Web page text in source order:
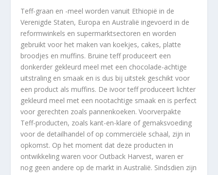
Teff-graan en -meel worden vanuit Ethiopië in de
Verenigde Staten, Europa en Australië ingevoerd in de
reformwinkels en supermarktsectoren en worden
gebruikt voor het maken van koekjes, cakes, platte
broodjes en muffins. Bruine teff produceert een
donkerder gekleurd meel met een chocolade-achtige
uitstraling en smaak en is dus bij uitstek geschikt voor
een product als muffins. De ivoor teff produceert lichter
gekleurd meel met een nootachtige smaak en is perfect
voor gerechten zoals pannenkoeken. Voorverpakte
Teff-producten, zoals kant-en-klare of gemaksvoeding
voor de detailhandel of op commerciële schaal, zijn in
opkomst. Op het moment dat deze producten in
ontwikkeling waren voor Outback Harvest, waren er
nog geen andere op de markt in Australië. Sindsdien zijn